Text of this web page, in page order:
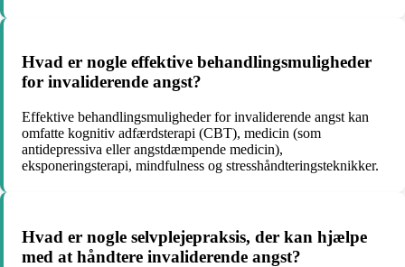
Hvad er nogle effektive behandlingsmuligheder
for invaliderende angst?
Effektive behandlingsmuligheder for invaliderende angst kan
omfatte kognitiv adfærdsterapi (CBT), medicin (som
antidepressiva eller angstdæmpende medicin),
eksponeringsterapi, mindfulness og stresshåndteringsteknikker.
Hvad er nogle selvplejepraksis, der kan hjælpe
med at håndtere invaliderende angst?